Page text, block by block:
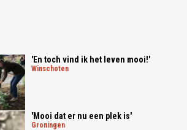
'En toch vind ik het leven mooi!'
winschoten
'Mooi dat er nu een plek is'
groningen